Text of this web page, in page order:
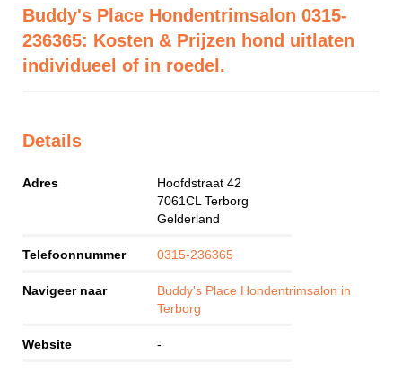
Buddy's Place Hondentrimsalon 0315-
236365: Kosten & Prijzen hond uitlaten
individueel of in roedel.
Details
Adres
Hoofdstraat 42
7061CL Terborg
Gelderland
Telefoonnummer 0315-236365
Navigeer naar
Buddy's Place Hondentrimsalon in
Terborg
Website -